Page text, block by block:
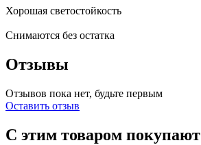
Хорошая светостойкость
Снимаются без остатка
Отзывы
Отзывов пока нет, будьте первым
Оставить отзыв
С этим товаром покупают